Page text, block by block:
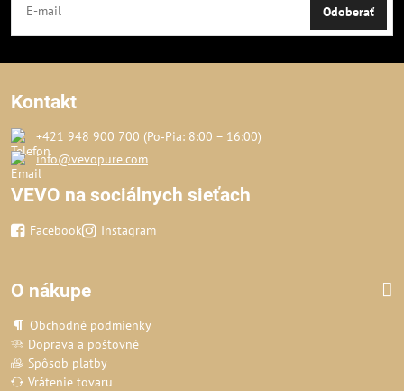
Odoberať
Kontakt
+421 948 900 700 (Po‑Pia: 8:00 – 16:00)
info@vevopure.com
VEVO na sociálnych sieťach
Facebook Instagram
O nákupe
Obchodné podmienky
Doprava a poštovné
Spôsob platby
Vrátenie tovaru